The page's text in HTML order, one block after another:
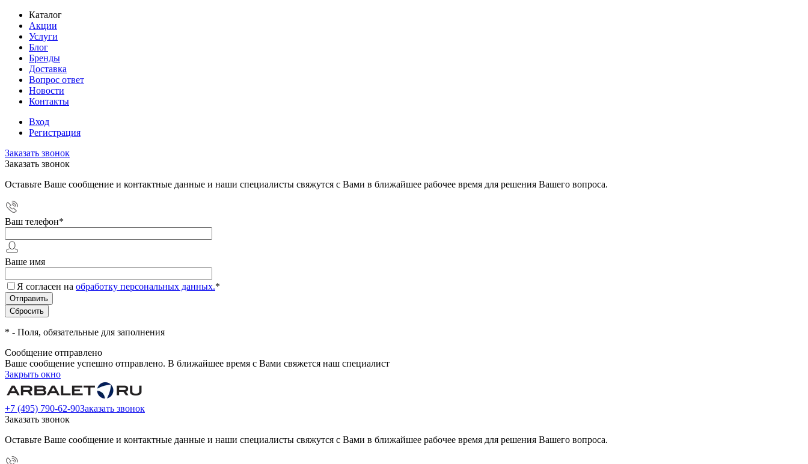
Каталог
Акции
Услуги
Блог
Бренды
Доставка
Вопрос ответ
Новости
Контакты
Вход
Регистрация
Заказать звонок
Заказать звонок
Оставьте Ваше сообщение и контактные данные и наши специалисты свяжутся с Вами в ближайшее рабочее время для решения Вашего вопроса.
Ваш телефон*
Ваше имя
Я согласен на обработку персональных данных.*
* - Поля, обязательные для заполнения
Сообщение отправлено
Ваше сообщение успешно отправлено. В ближайшее время с Вами свяжется наш специалист
Закрыть окно
+7 (495) 790-62-90Заказать звонок
Заказать звонок
Оставьте Ваше сообщение и контактные данные и наши специалисты свяжутся с Вами в ближайшее рабочее время для решения Вашего вопроса.